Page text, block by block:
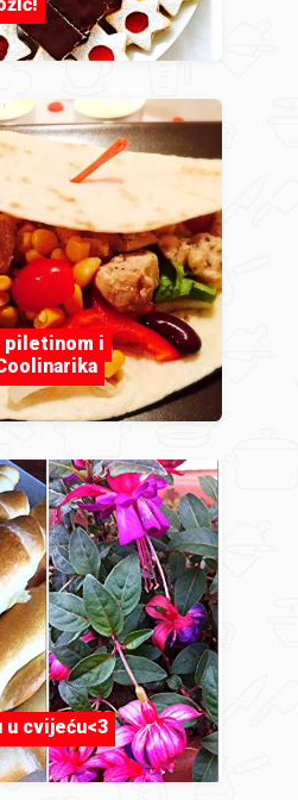
i
u cvijeću<3